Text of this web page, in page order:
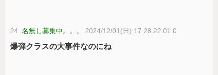
24:名無し募集中。。。 2024/12/01(日) 17:28:22.01 0
爆弾クラスの大事件なのにね